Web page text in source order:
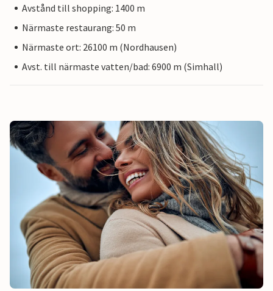
Avstånd till shopping: 1400 m
Närmaste restaurang: 50 m
Närmaste ort: 26100 m (Nordhausen)
Avst. till närmaste vatten/bad: 6900 m (Simhall)